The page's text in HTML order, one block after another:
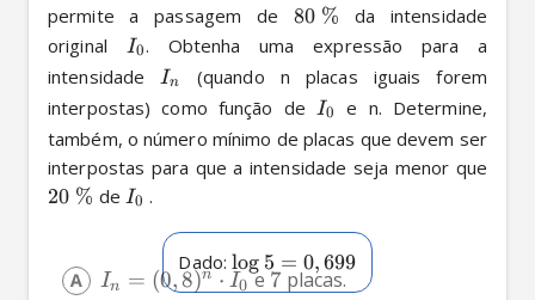
permite a passagem de 80 % da intensidade
original
I0 . Obtenha uma expressão para a
intensidade In
(quando n placas iguais forem
interpostas) como função de I0
e n. Determine,
também, o número mínimo de placas que devem ser
interpostas para que a intensidade seja menor que
20 % de I0 .
Dado: log 5 = 0, 699
In = (0, 8)n ⋅ I0 e 7 placas.